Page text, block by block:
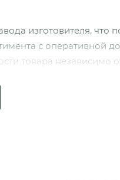
изготовителя, что
с оперативной
товара независимо